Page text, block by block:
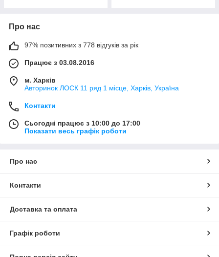
Про нас
97% позитивних з 778 відгуків за рік
Працює з 03.08.2016
м. Харків
Авторинок ЛОСК 11 ряд 1 місце, Харків, Україна
Контакти
Сьогодні працює з 10:00 до 17:00
Показати весь графік роботи
Про нас
Контакти
Доставка та оплата
Графік роботи